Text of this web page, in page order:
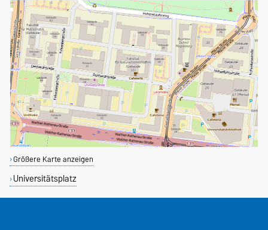
Größere Karte anzeigen
Universitätsplatz